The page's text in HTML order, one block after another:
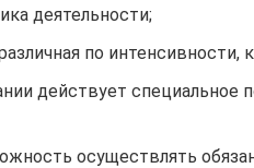
деятельности;
по
действует специальное
осуществлять